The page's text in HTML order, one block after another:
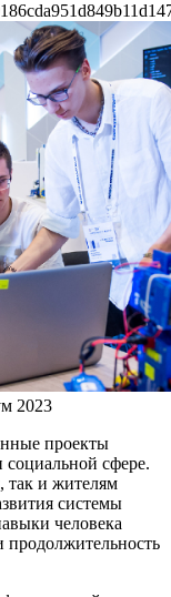
2023
проекты
социальной сфере.
так и жителям
системы
человека
продолжительность